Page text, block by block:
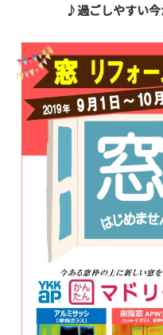
♪過ごしやすい今